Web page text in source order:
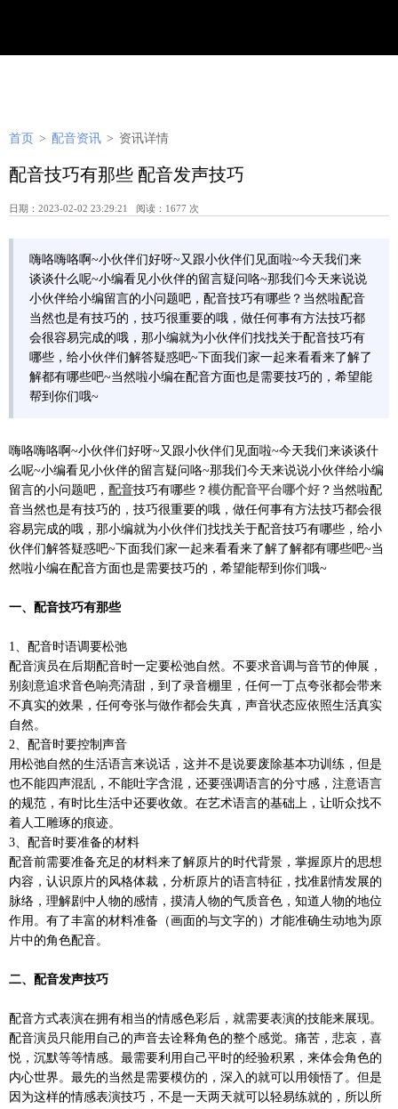
首页 > 配音资讯 > 资讯详情
配音技巧有那些 配音发声技巧
日期：2023-02-02 23:29:21 阅读：1677 次
嗨咯嗨咯啊~小伙伴们好呀~又跟小伙伴们见面啦~今天我们来
谈谈什么呢~小编看见小伙伴的留言疑问咯~那我们今天来说说
小伙伴给小编留言的小问题吧，配音技巧有哪些？当然啦配音
当然也是有技巧的，技巧很重要的哦，做任何事有方法技巧都
会很容易完成的哦，那小编就为小伙伴们找找关于配音技巧有
哪些，给小伙伴们解答疑惑吧~下面我们家一起来看看来了解了
解都有哪些吧~当然啦小编在配音方面也是需要技巧的，希望能
帮到你们哦~
嗨咯嗨咯啊~小伙伴们好呀~又跟小伙伴们见面啦~今天我们来谈谈什
么呢~小编看见小伙伴的留言疑问咯~那我们今天来说说小伙伴给小编
留言的小问题吧， 配音技巧有哪些？ 模仿配音平台哪个好 ？当然啦配
音当然也是有技巧的，技巧很重要的哦，做任何事有方法技巧都会很
容易完成的哦，那小编就为小伙伴们找找关于配音技巧有哪些，给小
伙伴们解答疑惑吧~下面我们家一起来看看来了解了解都有哪些吧~当
然啦小编在配音方面也是需要技巧的，希望能帮到你们哦~
一、配音技巧有那些
1、配音时语调要松弛
配音演员在后期配音时一定要松弛自然。不要求音调与音节的伸展，
别刻意追求音色响亮清甜，到了录音棚里，任何一丁点夸张都会带来
不真实的效果，任何夸张与做作都会失真，声音状态应依照生活真实
自然。
2、配音时要控制声音
用松弛自然的生活语言来说话，这并不是说要废除基本功训练，但是
也不能四声混乱，不能吐字含混，还要强调语言的分寸感，注意语言
的规范，有时比生活中还要收敛。在艺术语言的基础上，让听众找不
着人工雕琢的痕迹。
3、配音时要准备的材料
配音前需要准备充足的材料来了解原片的时代背景，掌握原片的思想
内容，认识原片的风格体裁，分析原片的语言特征，找准剧情发展的
脉络，理解剧中人物的感情，摸清人物的气质音色，知道人物的地位
作用。有了丰富的材料准备（画面的与文字的）才能准确生动地为原
片中的角色配音。
二、配音发声技巧
配音方式表演在拥有相当的情感色彩后，就需要表演的技能来展现。
配音演员只能用自己的声音去诠释角色的整个感觉。痛苦，悲哀，喜
悦，沉默等等情感。最需要利用自己平时的经验积累，来体会角色的
内心世界。最先的当然是需要模仿的，深入的就可以用领悟了。但是
因为这样的情感表演技巧，不是一天两天就可以轻易练就的，所以所